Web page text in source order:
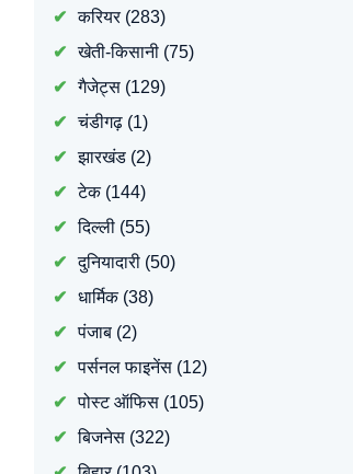
करियर(283)
खेती-किसानी(75)
गैजेट्स(129)
चंडीगढ़(1)
झारखंड(2)
टेक(144)
दिल्ली(55)
दुनियादारी(50)
धार्मिक(38)
पंजाब(2)
पर्सनल फाइनेंस(12)
पोस्ट ऑफिस(105)
बिजनेस(322)